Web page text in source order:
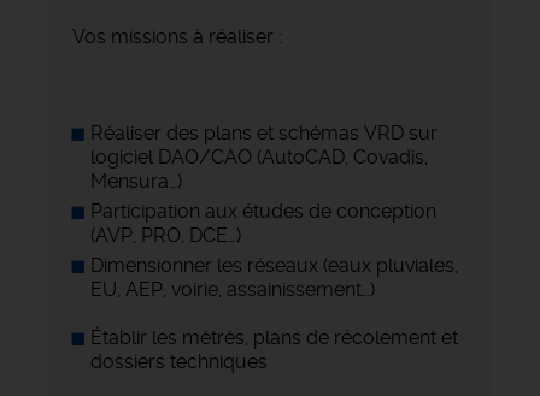
Vos missions à réaliser :
Réaliser des plans et schémas VRD sur
logiciel DAO/CAO (AutoCAD, Covadis,
Mensura…)
Participation aux études de conception
(AVP, PRO, DCE…)
Dimensionner les réseaux (eaux pluviales,
EU, AEP, voirie, assainissement…)
Établir les métrés, plans de récolement et
dossiers techniques